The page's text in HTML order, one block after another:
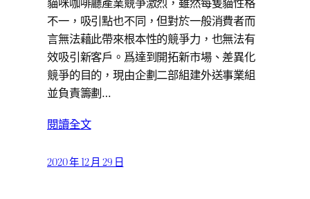
不一，吸引點也不同，但對於一般消費者而
言無法藉此帶來根本性的競爭力，也無法有
效吸引新客戶。爲達到開拓新市場、差異化
競爭的目的，現由企劃二部組建外送事業組
並負責籌劃…
閱讀全文
2020 年 12 月 29 日